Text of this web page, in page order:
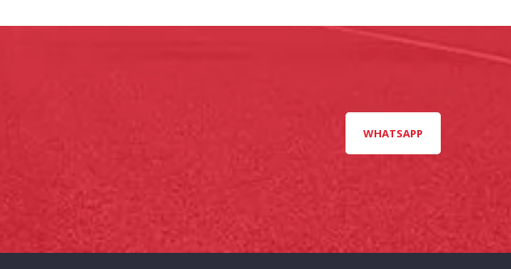
WHATSAPP